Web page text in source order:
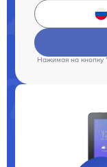
Нажимая на кнопку